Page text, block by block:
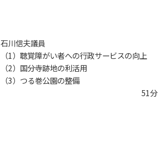
石川信夫議員
（1）聴覚障がい者への行政サービスの向上
（2）国分寺跡地の利活用
（3）つる巻公園の整備
51分